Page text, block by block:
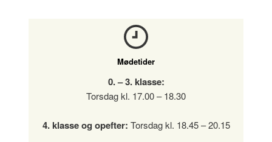
Mødetider
0. – 3. klasse:
Torsdag kl. 17.00 – 18.30
4. klasse og opefter: Torsdag kl. 18.45 – 20.15